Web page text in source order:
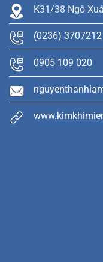
K31/38 Ngô
(0236) 3707212
0905 109 020